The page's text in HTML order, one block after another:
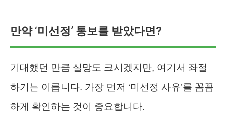
만약 ‘미선정’ 통보를 받았다면?
기대했던 만큼 실망도 크시겠지만, 여기서 좌절
하기는 이릅니다. 가장 먼저 ‘미선정 사유’를 꼼꼼
하게 확인하는 것이 중요합니다.